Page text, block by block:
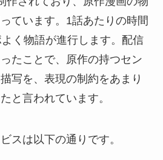
ています。1話あたりの時間
く物語が進行します。配信
たことで、原作の持つセン
写を、表現の制約をあまり
と言われています。
スは以下の通りです。